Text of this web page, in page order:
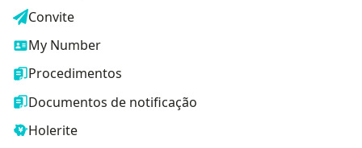
Convite
My Number
Procedimentos
Documentos de notificação
Holerite